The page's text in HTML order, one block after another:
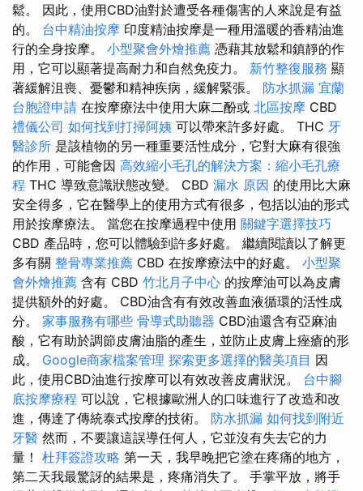
鬆。 因此，使用CBD油對於遭受各種傷害的人來說是有益
的。 台中精油按摩 印度精油按摩是一種用溫暖的香精油進
行的全身按摩。 小型聚會外燴推薦 憑藉其放鬆和鎮靜的作
用，它可以顯著提高耐力和自然免疫力。 新竹整復服務 顯
著緩解沮喪、憂鬱和精神疾病，緩解緊張。 防水抓漏 宜蘭
台胞證申請 在按摩療法中使用大麻二酚或 北區按摩 CBD
禮儀公司 如何找到打掃阿姨 可以帶來許多好處。 THC 牙
醫診所 是該植物的另一種重要活性成分，它對大麻有很強
的作用，可能會因 高效縮小毛孔的解決方案：縮小毛孔療
程 THC 導致意識狀態改變。 CBD 漏水 原因 的使用比大麻
安全得多，它在醫學上的使用方式有很多，包括以油的形式
用於按摩療法。 當您在按摩過程中使用 關鍵字選擇技巧
CBD 產品時，您可以體驗到許多好處。 繼續閱讀以了解更
多有關 整骨專業推薦 CBD 在按摩療法中的好處。 小型聚
會外燴推薦 含有 CBD 竹北月子中心 的按摩油可以為皮膚
提供額外的好處。 CBD油含有有效改善血液循環的活性成
分。 家事服務有哪些 骨導式助聽器 CBD油還含有亞麻油
酸，它有助於調節皮膚油脂的產生，並防止皮膚上痤瘡的形
成。 Google商家檔案管理 探索更多選擇的醫美項目 因
此，使用CBD油進行按摩可以有效改善皮膚狀況。 台中腳
底按摩療程 可以說，它根據歐洲人的口味進行了改造和改
進，傳達了傳統泰式按摩的技術。 防水抓漏 如何找到附近
牙醫 然而，不要讓這誤導任何人，它並沒有失去它的力
量！ 杜拜簽證攻略 第一天，我早晚把它塗在疼痛的地方，
第二天我最驚訝的結果是，疼痛消失了。 手掌平放，將手